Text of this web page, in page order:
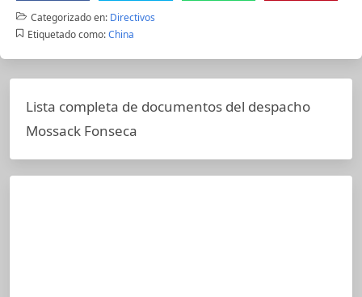
Categorizado en: Directivos
Etiquetado como: China
Lista completa de documentos del despacho
Mossack Fonseca